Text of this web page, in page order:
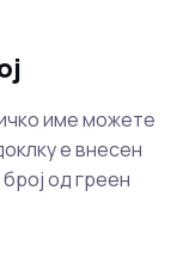
име можете
е внесен
од греен